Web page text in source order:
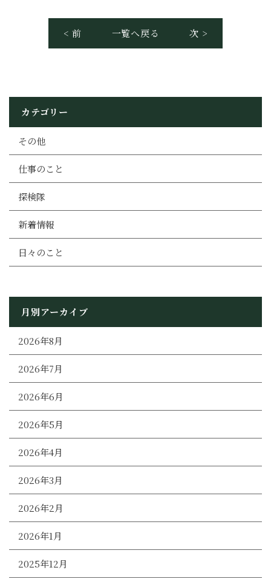
< 前 一覧へ戻る 次 >
カテゴリー
その他
仕事のこと
探検隊
新着情報
日々のこと
月別アーカイブ
2026年8月
2026年7月
2026年6月
2026年5月
2026年4月
2026年3月
2026年2月
2026年1月
2025年12月